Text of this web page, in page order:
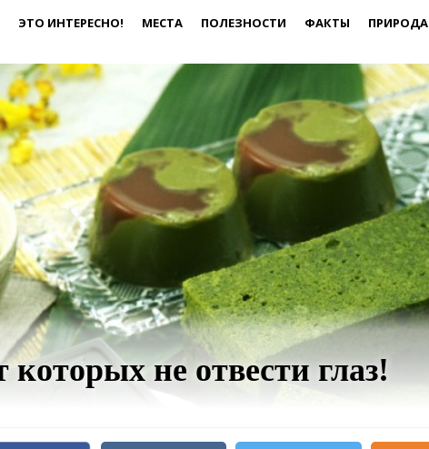
ЭТО ИНТЕРЕСНО! МЕСТА ПОЛЕЗНОСТИ ФАКТЫ ПРИРОДА
которых не отвести глаз!